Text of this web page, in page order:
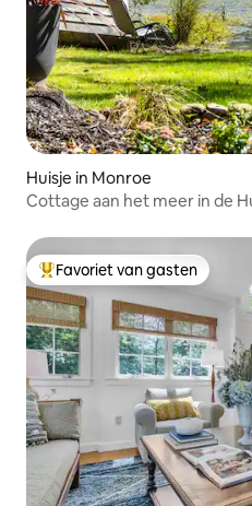
Huisje in Monroe
Cottage aan het meer in de
Topfavoriet van gasten
Favoriet van gasten